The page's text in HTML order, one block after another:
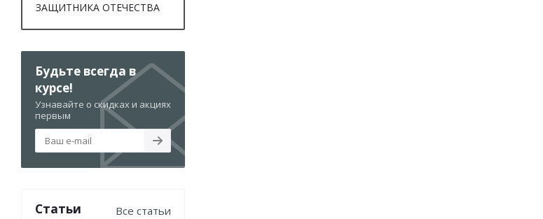
ЗАЩИТНИКА ОТЕЧЕСТВА
Будьте всегда в
курсе!
Узнавайте о скидках и акциях
первым
Статьи Все статьи